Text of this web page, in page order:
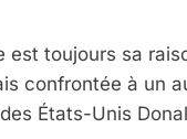
toujours sa
confrontée à un
États-Unis